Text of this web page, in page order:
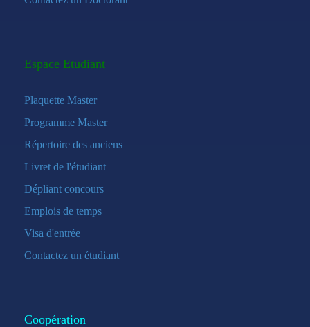
Espace Etudiant
Plaquette Master
Programme Master
Répertoire des anciens
Livret de l'étudiant
Dépliant concours
Emplois de temps
Visa d'entrée
Contactez un étudiant
Coopération